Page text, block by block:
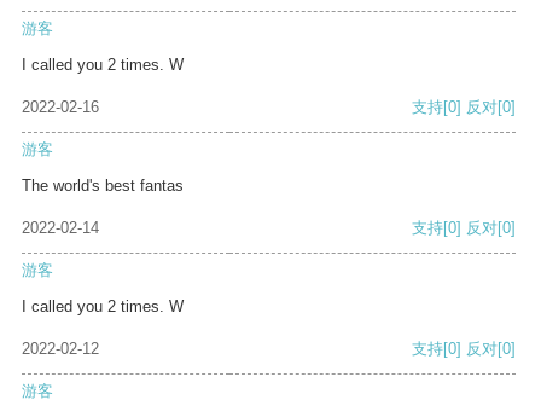
游客
I called you 2 times. W
2022-02-16 支持[0] 反对[0]
游客
The world's best fantas
2022-02-14 支持[0] 反对[0]
游客
I called you 2 times. W
2022-02-12 支持[0] 反对[0]
游客